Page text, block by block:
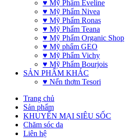
♥ Mỹ Phẩm Eveline
♥ Mỹ Phẩm Nivea
♥ Mỹ Phẩm Ronas
♥ Mỹ Phẩm Teana
♥ Mỹ Phẩm Organic Shop
♥ Mỹ phẩm GEO
♥ Mỹ Phẩm Vichy
♥ Mỹ Phẩm Bourjois
SẢN PHẨM KHÁC
♥ Nến thơm Tesori
Trang chủ
Sản phẩm
KHUYẾN MẠI SIÊU SỐC
Chăm sóc da
Liên hệ